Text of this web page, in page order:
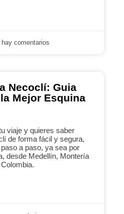
hay comentarios
Necoclí: Guia
Mejor Esquina
viaje y quieres saber
de forma fácil y segura,
a paso, ya sea por
desde Medellín, Montería